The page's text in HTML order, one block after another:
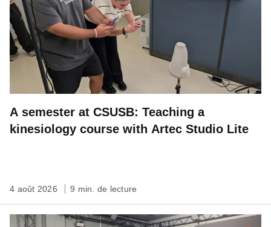
A semester at CSUSB: Teaching a
kinesiology course with Artec Studio Lite
4 août 2026 9 min. de lecture